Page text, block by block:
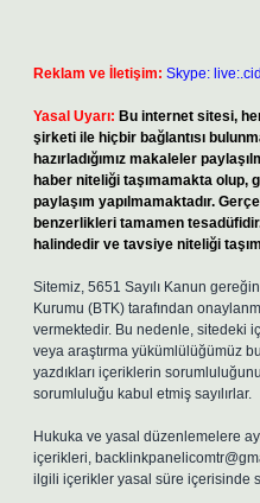
Reklam ve İletişim: Skype:
Yasal Uyarı: Bu internet sitesi,
şirketi ile hiçbir bağlantısı
hazırladığımız makaleler
haber niteliği taşımamakta olup,
paylaşım yapılmamaktadır.
benzerlikleri tamamen
halindedir ve tavsiye niteliği
Sitemiz, 5651 Sayılı Kanun
Kurumu (BTK) tarafından
vermektedir. Bu nedenle, sitedeki
veya araştırma yükümlülüğümüz
yazdıkları içeriklerin
sorumluluğu kabul etmiş sayılırlar.
Hukuka ve yasal düzenlemelere
içerikleri,
ilgili içerikler yasal süre içerisinde